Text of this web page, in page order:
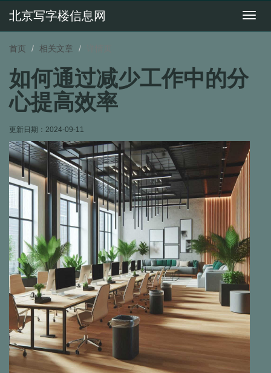
切
北京写字楼信息网
首页 相关文章
如何通过减少工作中的分
心提高效率
更新日期： 2024-09-11